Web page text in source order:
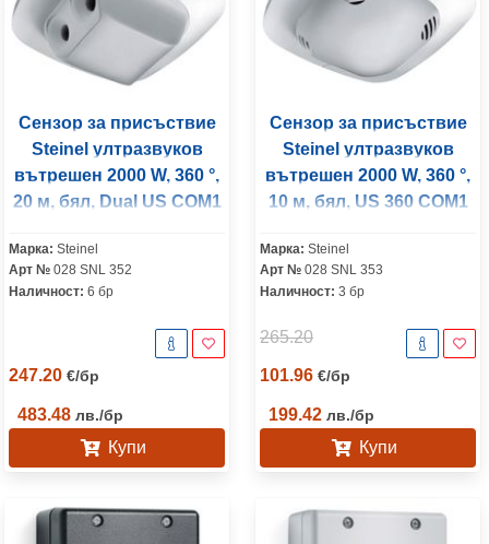
Сензор за присъствие
Steinel ултразвуков
вътрешен 2000 W, 360 °,
20 м, бял, Dual US COM1
Марка: Steinel
Арт № 028 SNL 352
Наличност: 6 бр
247.20 €/бр
483.48 лв./бр
Купи
Сензор за присъствие
Steinel ултразвуков
вътрешен 2000 W, 360 °,
10 м, бял, US 360 COM1
Марка: Steinel
Арт № 028 SNL 353
Наличност: 3 бр
265.20
101.96 €/бр
199.42 лв./бр
Купи